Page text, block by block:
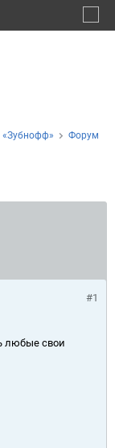
«Зубнофф»
Форум
#1
любые свои